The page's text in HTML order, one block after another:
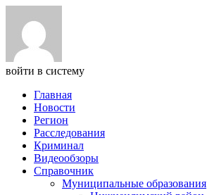
войти в систему
Главная
Новости
Регион
Расследования
Криминал
Видеообзоры
Справочник
Муниципальные образования